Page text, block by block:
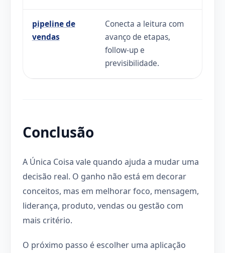
pipeline de
vendas
Conecta a leitura com
avanço de etapas,
follow-up e
previsibilidade.
Conclusão
A Única Coisa vale quando ajuda a mudar uma
decisão real. O ganho não está em decorar
conceitos, mas em melhorar foco, mensagem,
liderança, produto, vendas ou gestão com
mais critério.
O próximo passo é escolher uma aplicação